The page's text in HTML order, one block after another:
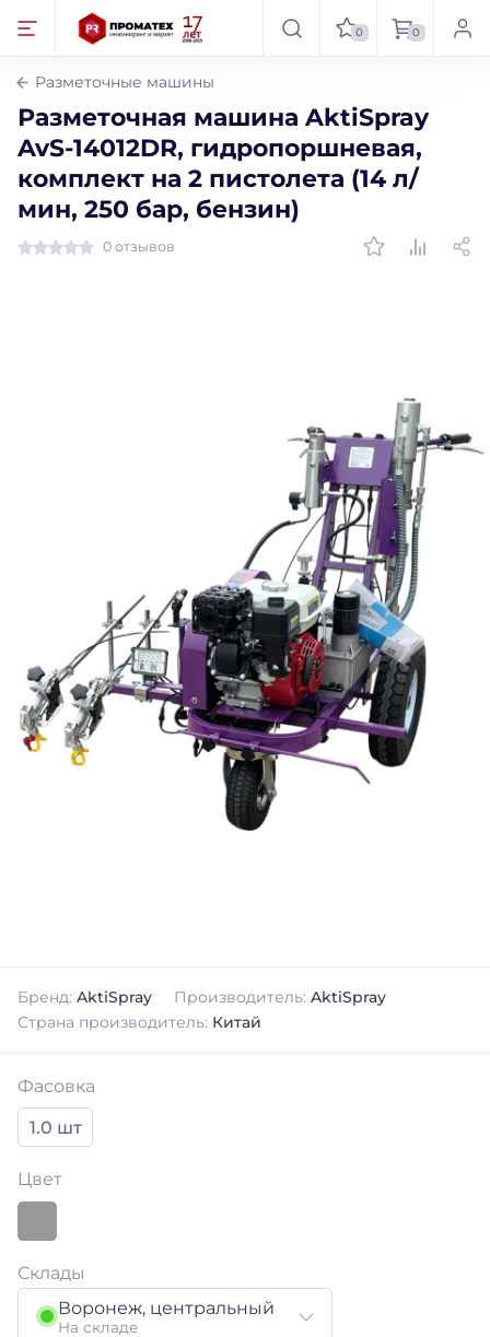
0 0
Разметочные машины
Разметочная машина AktiSpray
AvS-14012DR, гидропоршневая,
комплект на 2 пистолета (14 л/
мин, 250 бар, бензин)
0 отзывов
Бренд: AktiSpray Производитель: AktiSpray
Страна производитель: Китай
Фасовка
1.0 шт
Цвет
Склады
Воронеж, центральный
На складе